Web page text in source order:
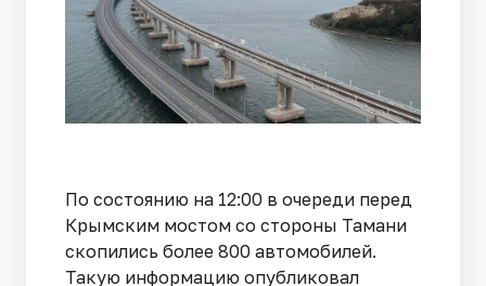
По состоянию на 12:00 в очереди перед
Крымским мостом со стороны Тамани
скопились более 800 автомобилей.
Такую информацию опубликовал